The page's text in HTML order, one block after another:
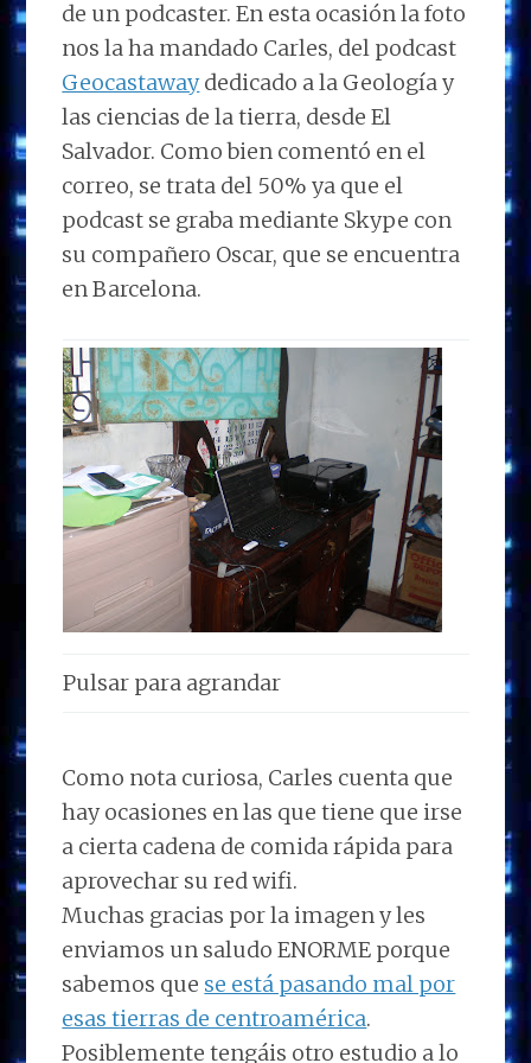
de un podcaster. En esta ocasión la foto
nos la ha mandado Carles, del podcast
Geocastawaydedicado a la Geología y
las ciencias de la tierra, desde El
Salvador. Como bien comentó en el
correo, se trata del 50% ya que el
podcast se graba mediante Skype con
su compañero Oscar, que se encuentra
en Barcelona.
Pulsar para agrandar
Como nota curiosa, Carles cuenta que
hay ocasiones en las que tiene que irse
a cierta cadena de comida rápida para
aprovechar su red wifi.
Muchas gracias por la imagen y les
enviamos un saludo ENORME porque
sabemos que se está pasando mal por
esas tierras de centroamérica.
Posiblemente tengáis otro estudio a lo